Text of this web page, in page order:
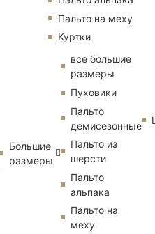
Пальто на меху
Куртки
Большие
размеры
все большие
размеры
Пуховики
Пальто
демисезонные
Пальто из
шерсти
Пальто
альпака
Пальто на
меху